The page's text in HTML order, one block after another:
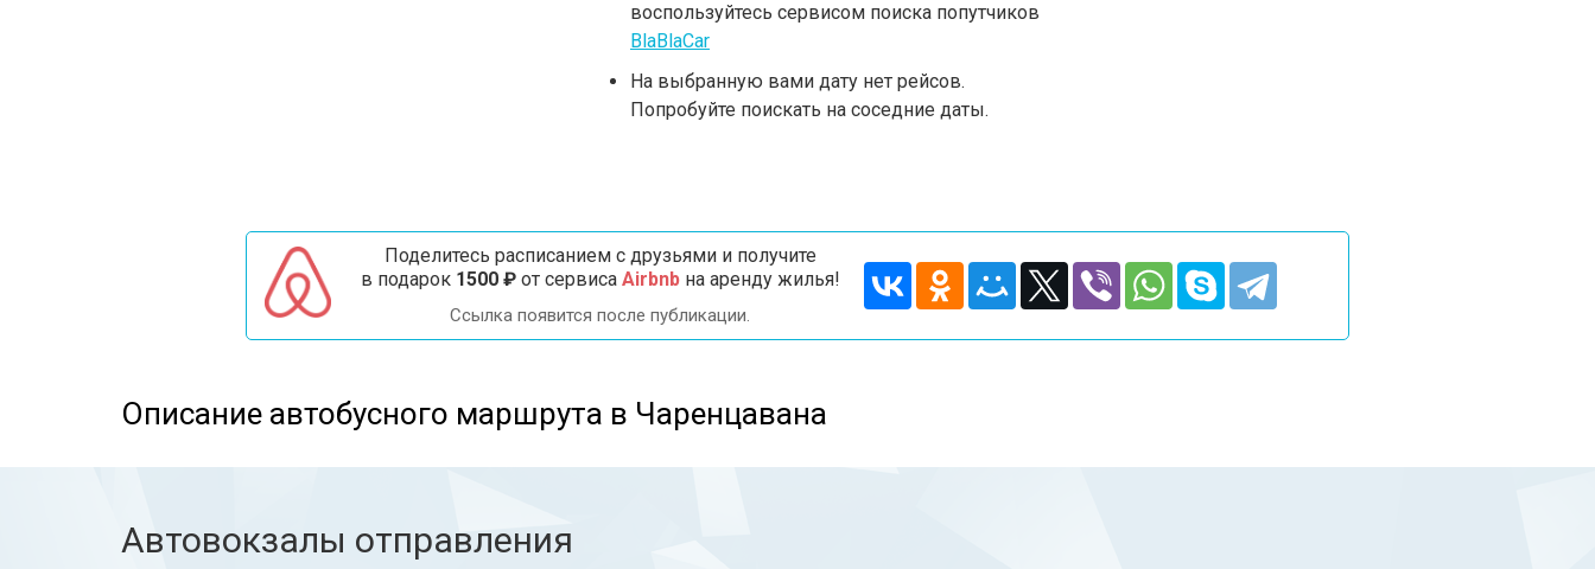
воспользуйтесь сервисом поиска попутчиков
BlaBlaCar
На выбранную вами дату нет рейсов.
Попробуйте поискать на соседние даты.
Поделитесь расписанием с друзьями и получите
в подарок 1500 ₽от сервиса Airbnbна аренду жилья!
Ссылка появится после публикации.
Описание автобусного маршрута в Чаренцавана
Автовокзалы отправления